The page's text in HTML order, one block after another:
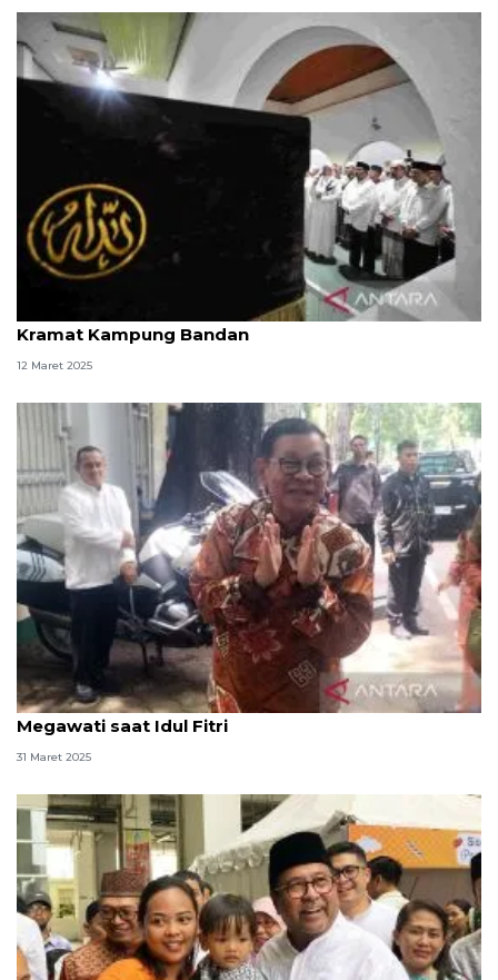
Rano Karno lanjutkan Safari Ramadan ke makam
Kramat Kampung Bandan
12 Maret 2025
Pramono Anung dan Bang Doel sambangi rumah
Megawati saat Idul Fitri
31 Maret 2025